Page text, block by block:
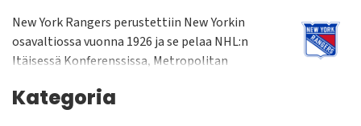
New York Rangers perustettiin New Yorkin
osavaltiossa vuonna 1926 ja se pelaa NHL:n
Itäisessä Konferenssissa, Metropolitan
kotiottelunsa Madison Square Gardenissa jonka
Kategoria